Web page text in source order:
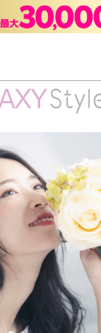
Rakuten